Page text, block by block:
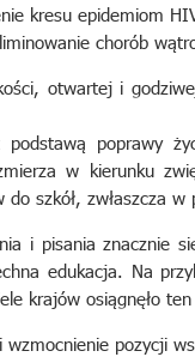
kresu epidemiom
chorób
otwartej i
poprawy
w kierunku
szkół, zwłaszcza
i pisania znacznie
edukacja. Na
krajów osiągnęło
wzmocnienie pozycji